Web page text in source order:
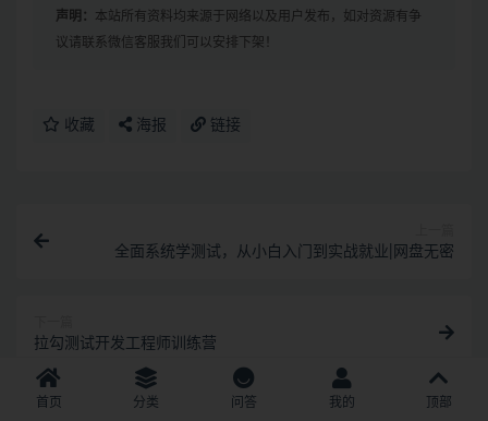
声明： 本站所有资料均来源于网络以及用户发布，如对资源有争
议请联系微信客服我们可以安排下架！
收藏 海报 链接
全面系统学测试，从小白入门到实战就业|网盘无密
拉勾测试开发工程师训练营
相关文章
首页 分类 问答 我的 顶部